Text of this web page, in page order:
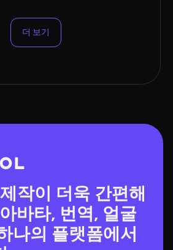
더 보기
작이 더욱 간편해
바타, 번역, 얼굴
나의 플랫폼에서